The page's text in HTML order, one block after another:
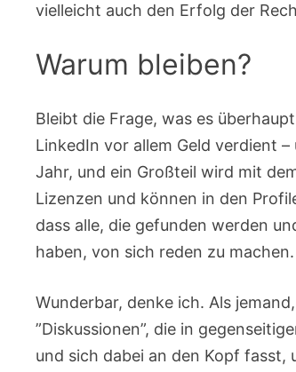
vielleicht auch den Erfolg der
Warum bleiben?
Bleibt die Frage, was es
LinkedIn vor allem Geld verdient
Jahr, und ein Großteil wird mit
Lizenzen und können in den
dass alle, die gefunden werden
haben, von sich reden zu
Wunderbar, denke ich. Als
”Diskussionen”, die in
und sich dabei an den Kopf